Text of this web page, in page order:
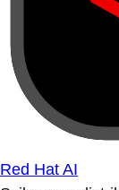
Red Hat AI